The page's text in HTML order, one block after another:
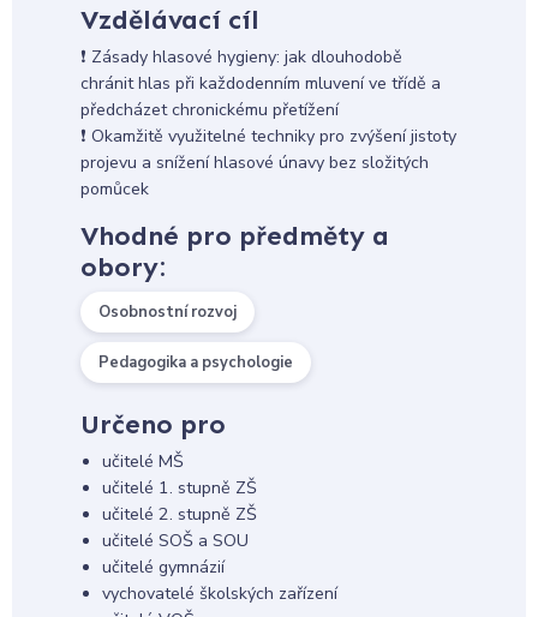
Vzdělávací cíl
❗ Zásady hlasové hygieny: jak dlouhodobě
chránit hlas při každodenním mluvení ve třídě a
předcházet chronickému přetížení
❗ Okamžitě využitelné techniky pro zvýšení jistoty
projevu a snížení hlasové únavy bez složitých
pomůcek
Vhodné pro předměty a
obory:
Osobnostní rozvoj
Pedagogika a psychologie
Určeno pro
učitelé MŠ
učitelé 1. stupně ZŠ
učitelé 2. stupně ZŠ
učitelé SOŠ a SOU
učitelé gymnázií
vychovatelé školských zařízení